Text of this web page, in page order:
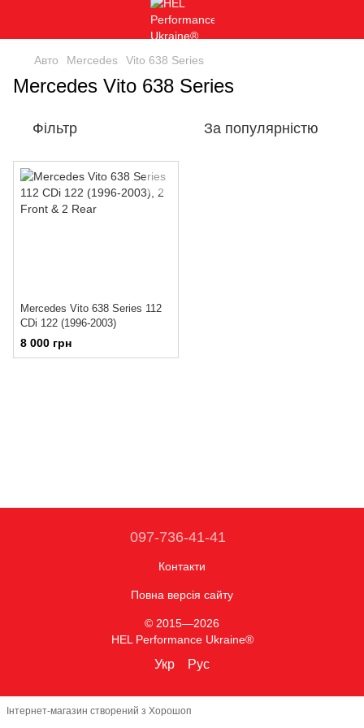
Авто Mercedes Vito 638 Series
Mercedes Vito 638 Series
Фільтр За популярністю
Mercedes Vito 638 Series 112
CDi 122 (1996-2003)
8 000 грн
097-736-41-41
Контакти
Повна версія сайту
© 2015—2026
HEL Performance Ukraine®
Укр Рус
Інтернет-магазин створений з Хорошоп